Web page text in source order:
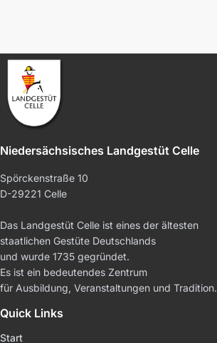
Niedersächsisches Landgestüt Celle
Spörckenstraße 10
D-29221 Celle
Das Landgestüt Celle ist eines der ältesten
staatlichen Gestüte Deutschlands
und wurde 1735 gegründet.
Es ist ein bedeutendes Zentrum
für Ausbildung, Veranstaltungen und Tradition.
Quick Links
Start